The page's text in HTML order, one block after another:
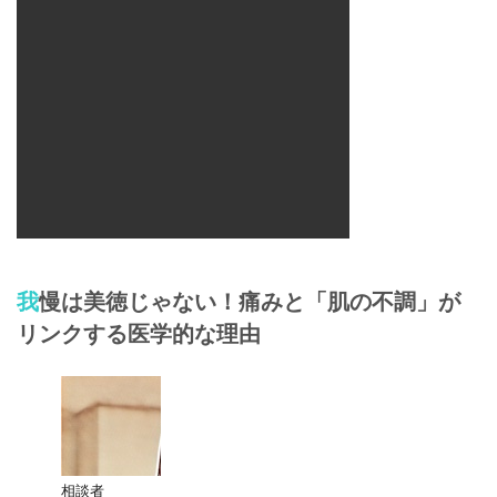
我慢は美徳じゃない！痛みと「肌の不調」が
リンクする医学的な理由
相談者